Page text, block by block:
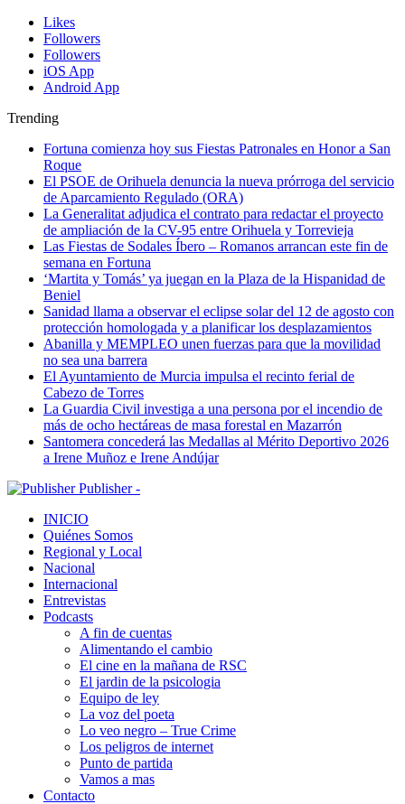
Likes
Followers
Followers
iOS App
Android App
Trending
Fortuna comienza hoy sus Fiestas Patronales en Honor a San
Roque
El PSOE de Orihuela denuncia la nueva prórroga del servicio
de Aparcamiento Regulado (ORA)
La Generalitat adjudica el contrato para redactar el proyecto
de ampliación de la CV-95 entre Orihuela y Torrevieja
Las Fiestas de Sodales Íbero – Romanos arrancan este fin de
semana en Fortuna
‘Martita y Tomás’ ya juegan en la Plaza de la Hispanidad de
Beniel
Sanidad llama a observar el eclipse solar del 12 de agosto con
protección homologada y a planificar los desplazamientos
Abanilla y MEMPLEO unen fuerzas para que la movilidad
no sea una barrera
El Ayuntamiento de Murcia impulsa el recinto ferial de
Cabezo de Torres
La Guardia Civil investiga a una persona por el incendio de
más de ocho hectáreas de masa forestal en Mazarrón
Santomera concederá las Medallas al Mérito Deportivo 2026
a Irene Muñoz e Irene Andújar
Publisher -
INICIO
Quiénes Somos
Regional y Local
Nacional
Internacional
Entrevistas
Podcasts
A fin de cuentas
Alimentando el cambio
El cine en la mañana de RSC
El jardin de la psicologia
Equipo de ley
La voz del poeta
Lo veo negro – True Crime
Los peligros de internet
Punto de partida
Vamos a mas
Contacto